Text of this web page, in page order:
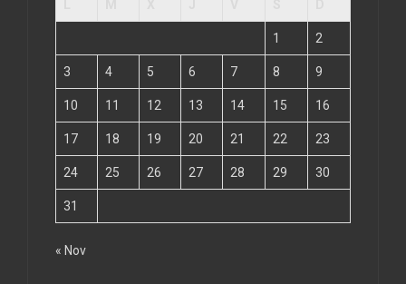
1 2
3 4 5 6 7 8 9
10 11 12 13 14 15 16
17 18 19 20 21 22 23
24 25 26 27 28 29 30
31
« Nov